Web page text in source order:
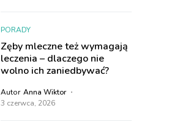
PORADY
Zęby mleczne też wymagają
leczenia – dlaczego nie
wolno ich zaniedbywać?
Autor Anna Wiktor
3 czerwca, 2026